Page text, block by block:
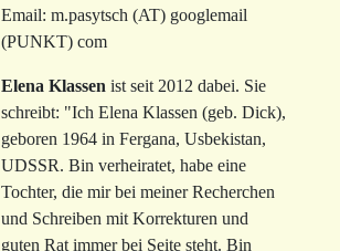
Email: m.pasytsch (AT) googlemail
(PUNKT) com
Elena Klassen ist seit 2012 dabei. Sie
schreibt: "Ich Elena Klassen (geb. Dick),
geboren 1964 in Fergana, Usbekistan,
UDSSR. Bin verheiratet, habe eine
Tochter, die mir bei meiner Recherchen
und Schreiben mit Korrekturen und
guten Rat immer bei Seite steht. Bin